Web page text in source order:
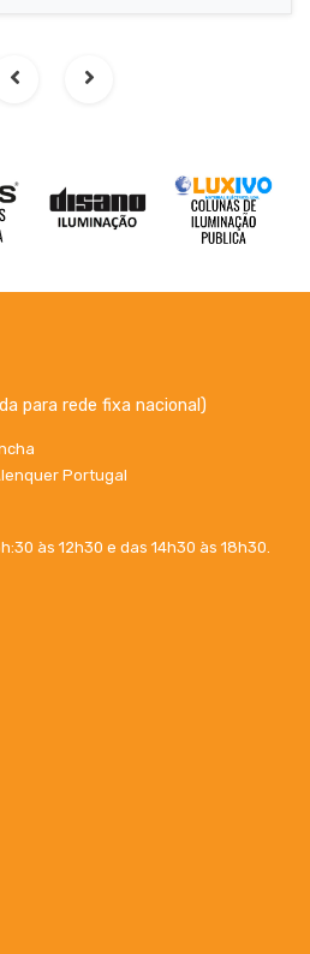
para rede fixa nacional)
Portugal
às 12h30 e das 14h30 às 18h30.